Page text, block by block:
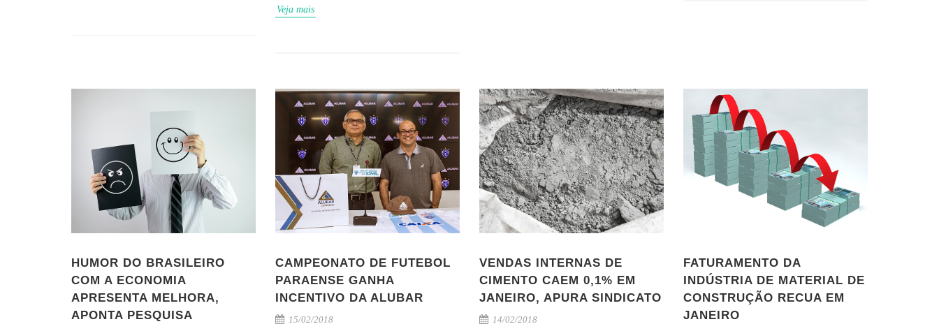
Veja mais
HUMOR DO BRASILEIRO
COM A ECONOMIA
APRESENTA MELHORA,
APONTA PESQUISA
CAMPEONATO DE FUTEBOL
PARAENSE GANHA
INCENTIVO DA ALUBAR
15/02/2018
VENDAS INTERNAS DE
CIMENTO CAEM 0,1% EM
JANEIRO, APURA SINDICATO
14/02/2018
FATURAMENTO DA
INDÚSTRIA DE MATERIAL DE
CONSTRUÇÃO RECUA EM
JANEIRO